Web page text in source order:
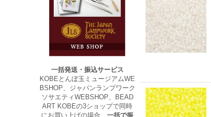
一括発送・振込サービス
KOBEとんぼ玉ミュージアムWE
BSHOP、ジャパンランプワーク
ソサエティWEBSHOP、BEAD
ART KOBEの3ショップで同時
にお買い上げの場合、一括で振